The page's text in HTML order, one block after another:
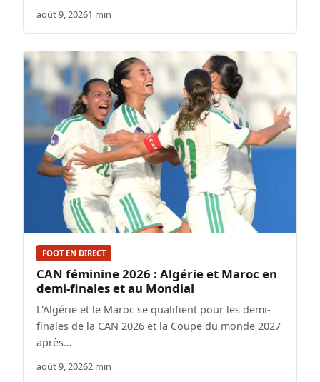
août 9, 20261 min
FOOT EN DIRECT
CAN féminine 2026 : Algérie et Maroc en
demi-finales et au Mondial
L'Algérie et le Maroc se qualifient pour les demi-
finales de la CAN 2026 et la Coupe du monde 2027
après…
août 9, 20262 min